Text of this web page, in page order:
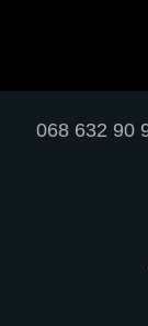
068 632 90